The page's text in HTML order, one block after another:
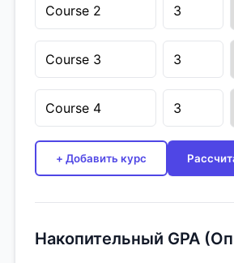
+ Добавить курс
Накопительный GPA